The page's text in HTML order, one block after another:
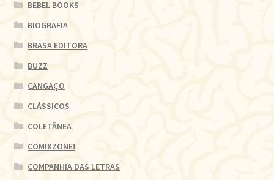
BEBEL BOOKS
BIOGRAFIA
BRASA EDITORA
BUZZ
CANGAÇO
CLÁSSICOS
COLETÂNEA
COMIXZONE!
COMPANHIA DAS LETRAS